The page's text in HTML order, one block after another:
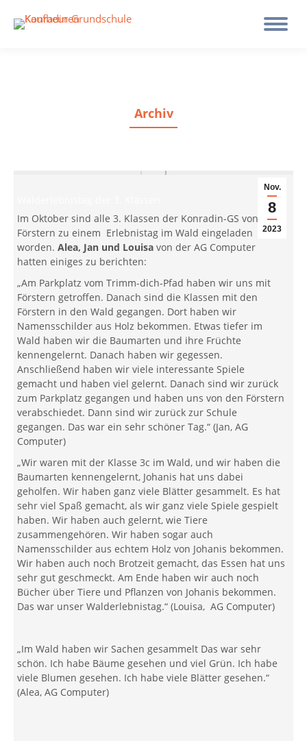
Archiv
Nov.
8
2023
Im Oktober sind alle 3. Klassen der Konradin-GS von
Förstern zu einem Erlebnistag im Wald eingeladen
worden. Alea, Jan und Louisa von der AG Computer
hatten einiges zu berichten:
„Am Parkplatz vom Trimm-dich-Pfad haben wir uns mit
Förstern getroffen. Danach sind die Klassen mit den
Förstern in den Wald gegangen. Dort haben wir
Namensschilder aus Holz bekommen. Etwas tiefer im
Wald haben wir die Baumarten und ihre Früchte
kennengelernt. Danach haben wir gegessen.
Anschließend haben wir viele interessante Spiele
gemacht und haben viel gelernt. Danach sind wir zurück
zum Parkplatz gegangen und haben uns von den Förstern
verabschiedet. Dann sind wir zurück zur Schule
gegangen. Das war ein sehr schöner Tag.“ (Jan, AG
Computer)
„Wir waren mit der Klasse 3c im Wald, und wir haben die
Baumarten kennengelernt, Johanis hat uns dabei
geholfen. Wir haben ganz viele Blätter gesammelt. Es hat
sehr viel Spaß gemacht, als wir ganz viele Spiele gespielt
haben. Wir haben auch gelernt, wie Tiere
zusammengehören. Wir haben sogar auch
Namensschilder aus echtem Holz von Johanis bekommen.
Wir haben auch noch Brotzeit gemacht, das Essen hat uns
sehr gut geschmeckt. Am Ende haben wir auch noch
Bücher über Tiere und Pflanzen von Johanis bekommen.
Das war unser Walderlebnistag.“ (Louisa, AG Computer)
„Im Wald haben wir Sachen gesammelt Das war sehr
schön. Ich habe Bäume gesehen und viel Grün. Ich habe
viele Blumen gesehen. Ich habe viele Blätter gesehen.“
(Alea, AG Computer)